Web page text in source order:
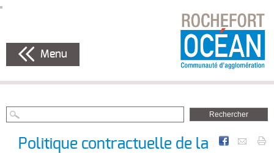
Menu
Politique contractuelle de la